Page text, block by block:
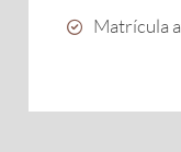
Matrícula